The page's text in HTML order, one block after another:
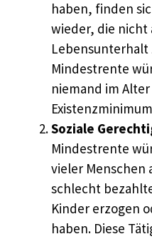
haben, finden
wieder, die nicht
Lebensunterhalt
Mindestrente
niemand im
Soziale
Mindestrente
vieler Menschen
schlecht
Kinder erzogen
haben. Diese